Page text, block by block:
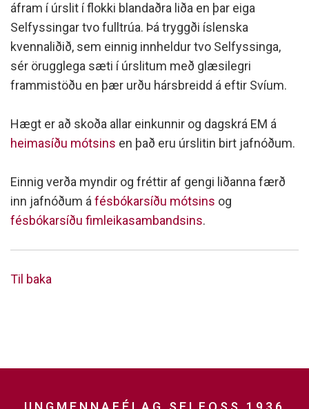
áfram í úrslit í flokki blandaðra liða en þar eiga
Selfyssingar tvo fulltrúa. Þá tryggði íslenska
kvennaliðið, sem einnig innheldur tvo Selfyssinga,
sér örugglega sæti í úrslitum með glæsilegri
frammistöðu en þær urðu hársbreidd á eftir Svíum.
Hægt er að skoða allar einkunnir og dagskrá EM á
heimasíðu mótsins en það eru úrslitin birt jafnóðum.
Einnig verða myndir og fréttir af gengi liðanna færð
inn jafnóðum á fésbókarsíðu mótsins og
fésbókarsíðu fimleikasambandsins.
Til baka